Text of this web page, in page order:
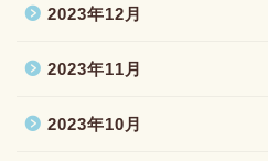
2023年12月
2023年11月
2023年10月